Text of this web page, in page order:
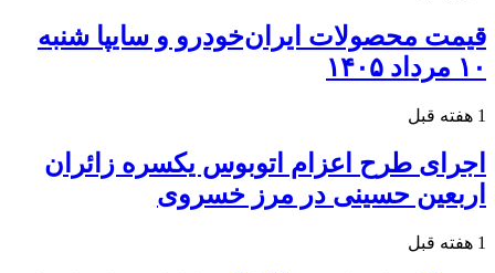
قیمت محصولات ایران‌خودرو و سایپا شنبه
۱۰ مرداد ۱۴۰۵
1 هفته قبل
اجرای طرح اعزام اتوبوس یکسره زائران
اربعین حسینی در مرز خسروی
1 هفته قبل